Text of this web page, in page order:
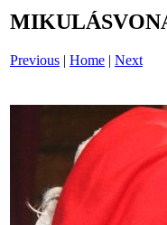
Previous | Home | Next